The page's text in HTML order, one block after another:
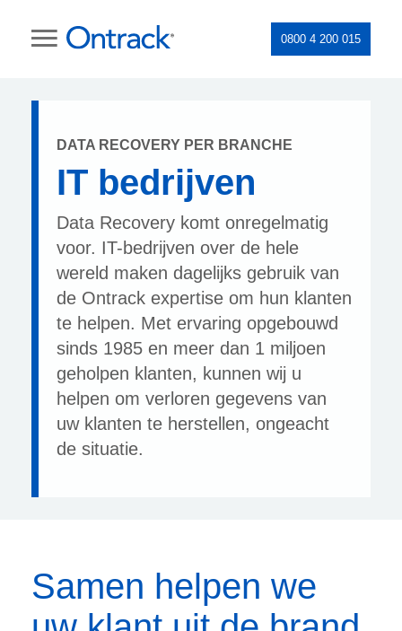
0800 4 200 015
DATA RECOVERY PER BRANCHE
IT bedrijven
Data Recovery komt onregelmatig
voor. IT-bedrijven over de hele
wereld maken dagelijks gebruik van
de Ontrack expertise om hun klanten
te helpen. Met ervaring opgebouwd
sinds 1985 en meer dan 1 miljoen
geholpen klanten, kunnen wij u
helpen om verloren gegevens van
uw klanten te herstellen, ongeacht
de situatie.
Samen helpen we